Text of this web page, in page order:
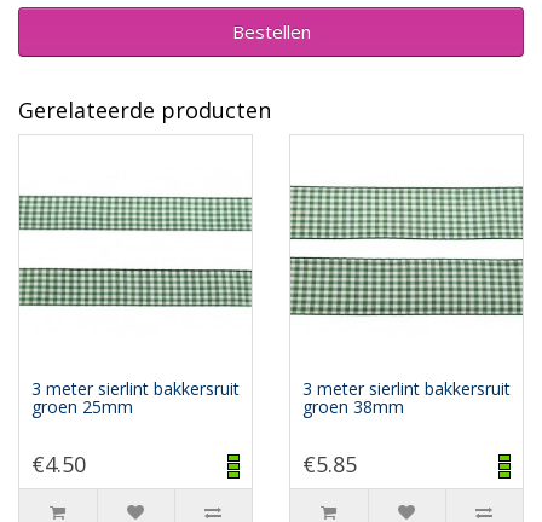
Bestellen
Gerelateerde producten
3 meter sierlint bakkersruit
groen 25mm
€4.50
3 meter sierlint bakkersruit
groen 38mm
€5.85